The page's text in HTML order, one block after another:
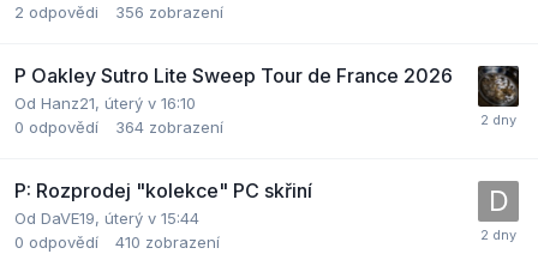
2 odpovědi 356 zobrazení
P Oakley Sutro Lite Sweep Tour de France 2026
Od Hanz21, úterý v 16:10
0 odpovědí 364 zobrazení
P: Rozprodej "kolekce" PC skřiní
Od DaVE19, úterý v 15:44
0 odpovědí 410 zobrazení